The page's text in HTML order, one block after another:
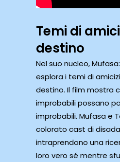
Temi di
destino
Nel suo nucleo,
esplora i temi di
destino. Il film mostra
improbabili possano
improbabili. Mufasa e
colorato cast di
intraprendono una
loro vero sé mentre